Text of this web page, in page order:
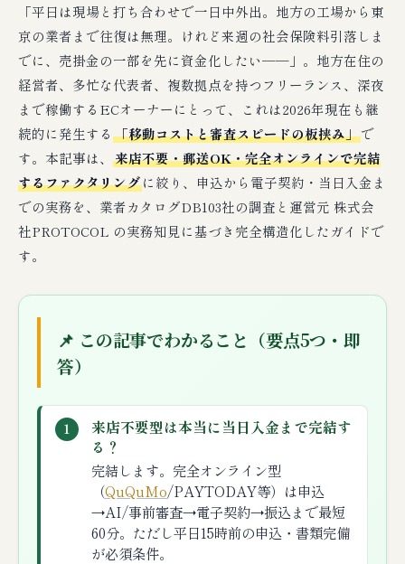
「平日は現場と打ち合わせで一日中外出。地方の工場から東
京の業者まで往復は無理。けれど来週の社会保険料引落しま
でに、売掛金の一部を先に資金化したい──」。地方在住の
経営者、多忙な代表者、複数拠点を持つフリーランス、深夜
まで稼働するECオーナーにとって、これは2026年現在も継
続的に発生する 「移動コストと審査スピードの板挟み」で
す。本記事は、 来店不要・郵送OK・完全オンラインで完結
するファクタリングに絞り、申込から電子契約・当日入金ま
での実務を、業者カタログDB103社の調査と運営元 株式会
社PROTOCOL の実務知見に基づき完全構造化したガイドで
す。
📌 この記事でわかること（要点5つ・即
答）
1
来店不要型は本当に当日入金まで完結す
る？
完結します。完全オンライン型
（QuQuMo/PAYTODAY等）は申込
→AI/事前審査→電子契約→振込まで最短
60分。ただし平日15時前の申込・書類完備
が必須条件。